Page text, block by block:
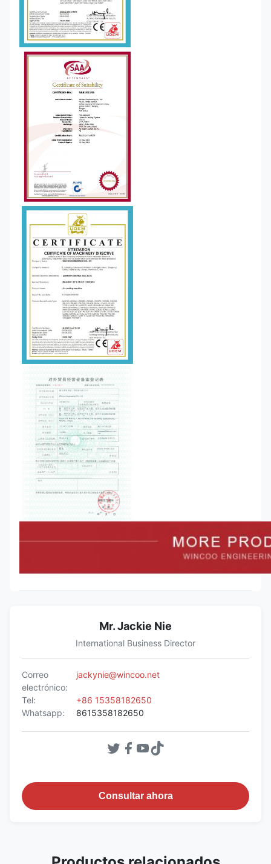
Mr. Jackie Nie
International Business Director
Correo
electrónico:
jackynie@wincoo.net
Tel:
+86 15358182650
Whatsapp:
8615358182650
Consultar ahora